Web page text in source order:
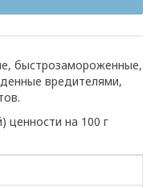
быстрозамороженные,
вредителями,
ценности на 100 г